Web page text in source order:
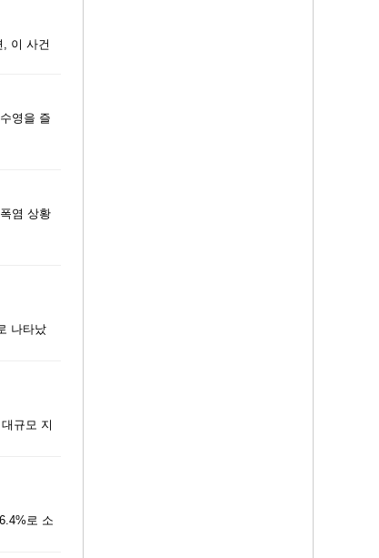
이 사건
영을 즐
염 상황
나타났
규모 지
로 소